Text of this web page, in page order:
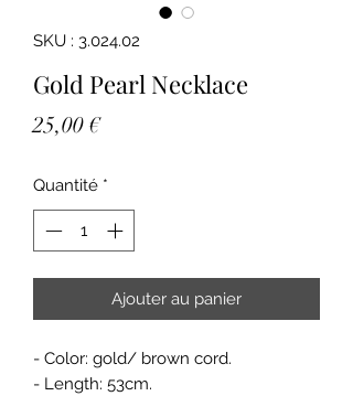
SKU : 3.024.02
Gold Pearl Necklace
25,00 €Prix
Quantité *
Ajouter au panier
- Color: gold/ brown cord.
- Length: 53cm.